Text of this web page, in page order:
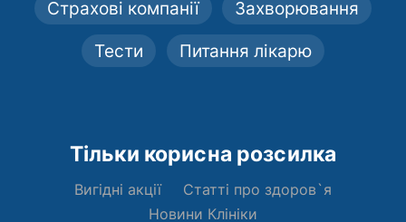
Страхові компанії Захворювання
Тести Питання лікарю
Тільки корисна розсилка
Вигідні акції
Статті про здоров`я
Новини Клініки